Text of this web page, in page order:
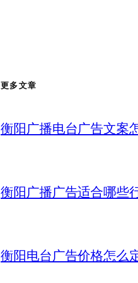
更多文章
衡阳广播电台广告文案
衡阳广播广告适合哪些
衡阳电台广告价格怎么